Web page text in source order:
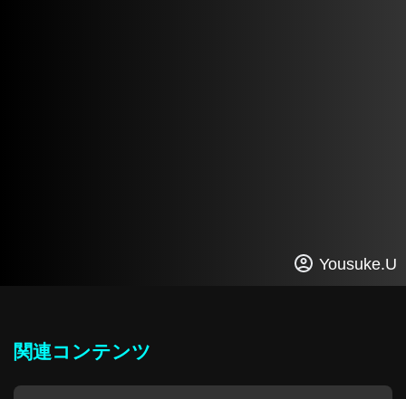
Yousuke.U
関連コンテンツ